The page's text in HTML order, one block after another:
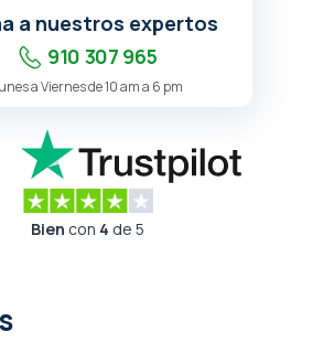
a nuestros expertos
910 307 965
a Viernes de 10 am a 6 pm
Bien con 4 de 5